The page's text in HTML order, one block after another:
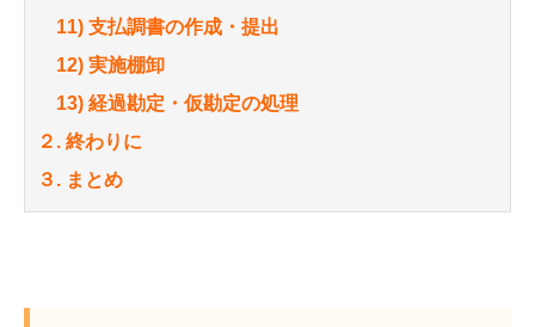
11) 支払調書の作成・提出
12) 実施棚卸
13) 経過勘定・仮勘定の処理
２. 終わりに
３. まとめ